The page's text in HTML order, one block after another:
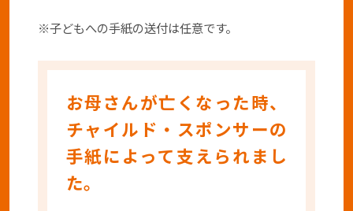
※子どもへの手紙の送付は任意です。
お母さんが亡くなった時、
チャイルド・スポンサーの
手紙によって支えられまし
た。